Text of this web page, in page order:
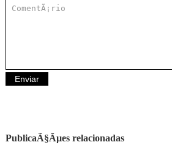
PublicaÃ§Ãµes relacionadas